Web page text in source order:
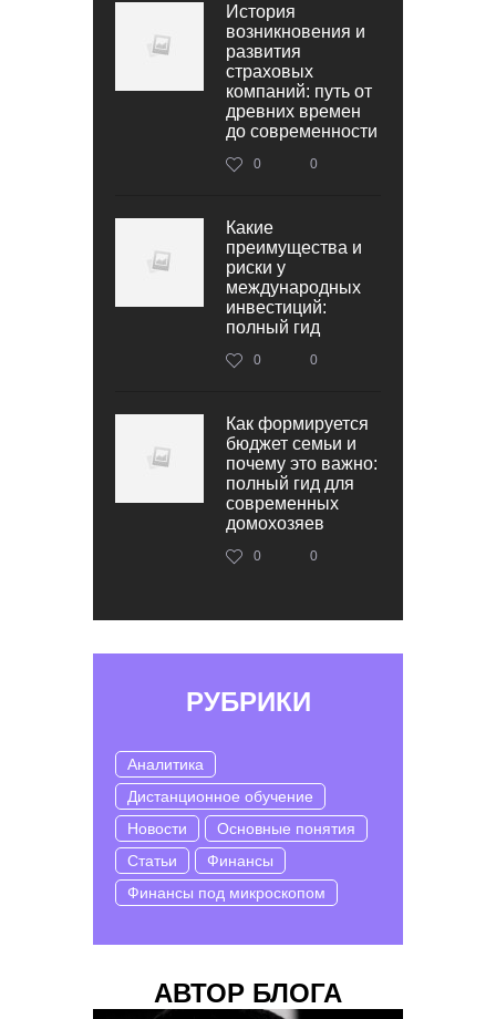
История
возникновения и
развития
страховых
компаний: путь от
древних времен
до современности
0 0
Какие
преимущества и
риски у
международных
инвестиций:
полный гид
0 0
Как формируется
бюджет семьи и
почему это важно:
полный гид для
современных
домохозяев
0 0
РУБРИКИ
Аналитика
Дистанционное обучение
Новости
Основные понятия
Статьи
Финансы
Финансы под микроскопом
АВТОР БЛОГА